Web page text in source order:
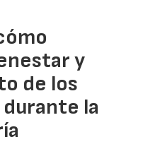
y
de los
la